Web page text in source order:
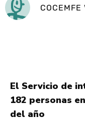
El Servicio de
182 personas
del año